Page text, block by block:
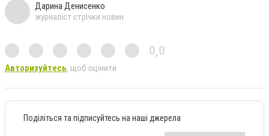
Дарина Денисенко
журналіст стрічки новин
0,0
Авторизуйтесь, щоб оцінити
Поділіться та підписуйтесь на наші джерела